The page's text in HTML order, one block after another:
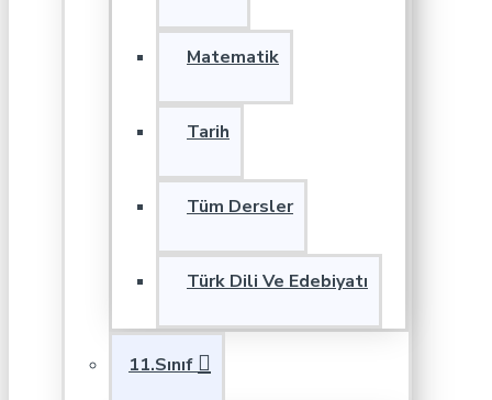
Matematik
Tarih
Tüm Dersler
Türk Dili Ve Edebiyatı
11.Sınıf